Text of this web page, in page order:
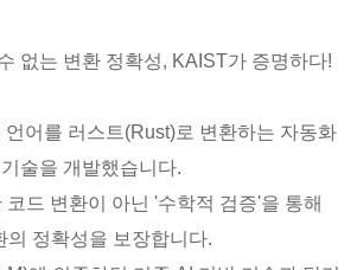
없는 변환 정확성, KAIST가 증명하다!
언어를 러스트(Rust)로 변환하는 자동화
기술을 개발했습니다.
코드 변환이 아닌 '수학적 검증'을 통해
의 정확성을 보장합니다.